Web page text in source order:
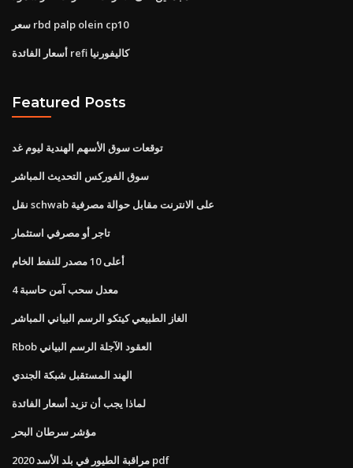
سعر rbd palp olein cp10
أسعار الفائدة refi كاليفورنيا
Featured Posts
توقعات سوق الأسهم الهندية ليوم غد
سوق الفوركس التحديث المباشر
نقل schwab على الانترنت مقابل حوالة مصرفية
تاجر أو مصرفي استثمار
أعلى 10 مصدر للنفط الخام
4 معدل سحب آمن حاسبة
الغاز الطبيعي كيتكو الرسم البياني المباشر
Rbob العقود الآجلة الرسم البياني
الهند المستقبل شبكة الجندي
لماذا يجب أن تزيد أسعار الفائدة
مؤشر سرطان البحر
مراقبة الطيور في بلد الأسد 2020 pdf